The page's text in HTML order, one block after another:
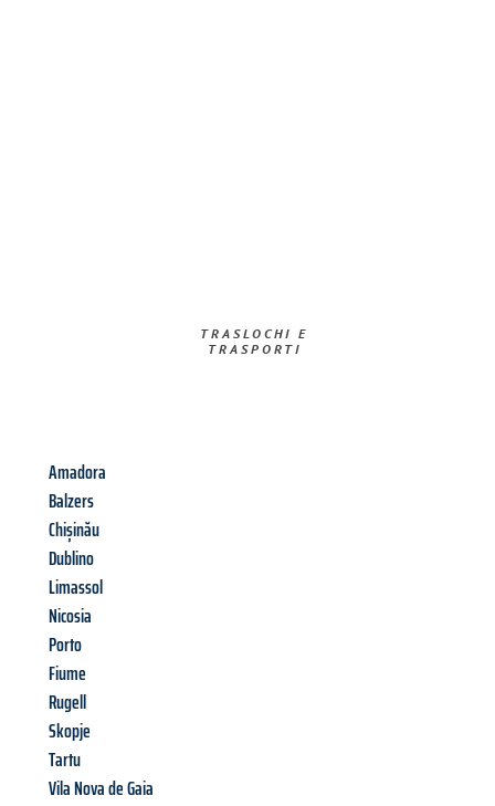
TRASLOCHI E
TRASPORTI​
Amadora
Balzers
Chișinău
Dublino
Limassol
Nicosia
Porto
Fiume
Rugell
Skopje
Tartu
Vila Nova de Gaia